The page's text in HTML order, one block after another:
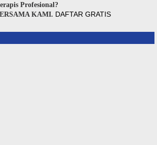
Profesional?
KAMI. DAFTAR GRATIS